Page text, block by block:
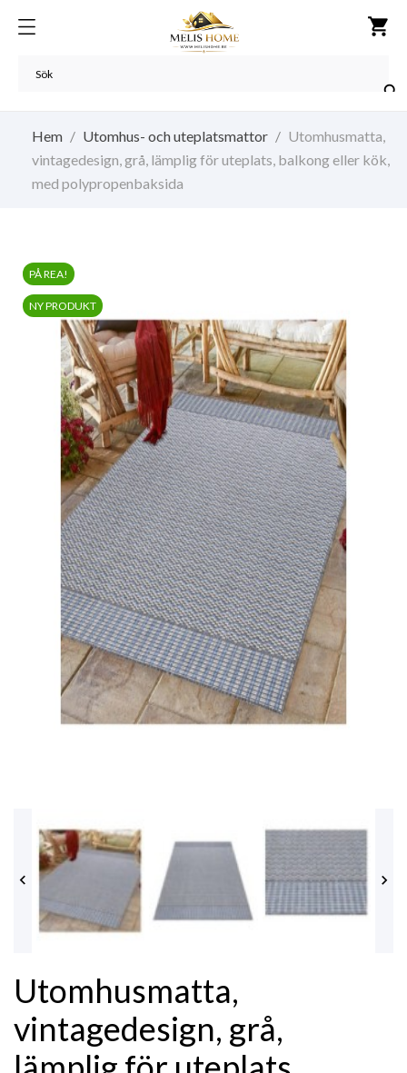
shopping_cart

Hem Utomhus- och uteplatsmattor
Utomhusmatta,
vintagedesign, grå, lämplig för uteplats, balkong eller kök,
med polypropenbaksida
PÅ REA!
NY PRODUKT
 
Utomhusmatta,
vintagedesign, grå,